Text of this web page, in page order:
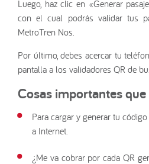
Luego, haz clic en «Generar
con el cual podrás validar tus
MetroTren Nos.
Por último, debes acercar tu
pantalla a los validadores QR de
Cosas importantes
Para cargar y generar tu
a Internet.
¿Me va cobrar por cada QR